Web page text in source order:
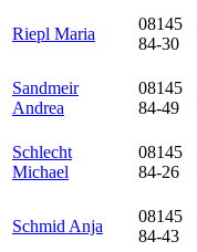
Riepl Maria
08145
84-30
Sandmeir
Andrea
08145
84-49
Schlecht
Michael
08145
84-26
Schmid Anja
08145
84-43